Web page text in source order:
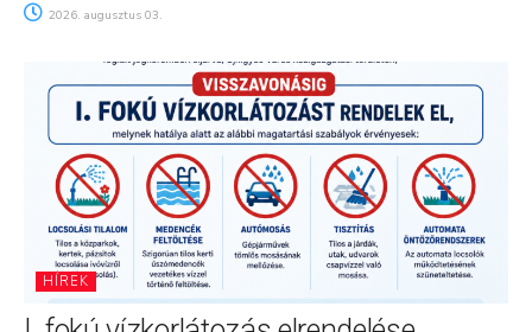
2026. augusztus 03.
HÍREK